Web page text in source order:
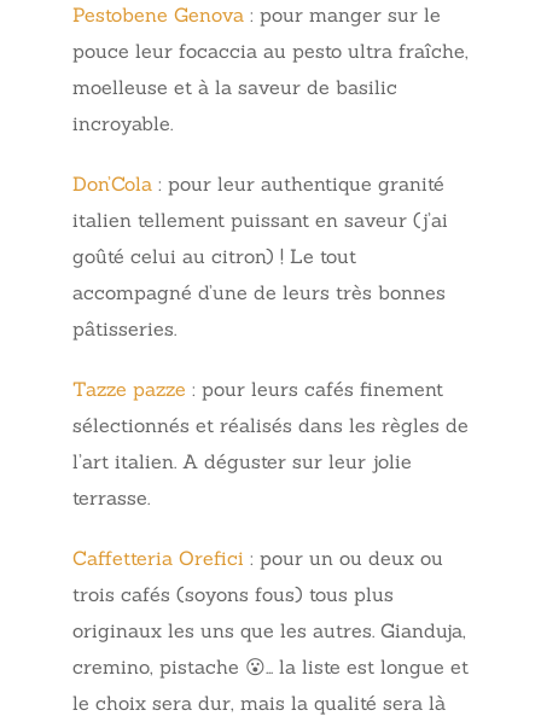
Pestobene Genova : pour manger sur le
pouce leur focaccia au pesto ultra fraîche,
moelleuse et à la saveur de basilic
incroyable.
Don’Cola : pour leur authentique granité
italien tellement puissant en saveur (j’ai
goûté celui au citron) ! Le tout
accompagné d’une de leurs très bonnes
pâtisseries.
Tazze pazze : pour leurs cafés finement
sélectionnés et réalisés dans les règles de
l’art italien. A déguster sur leur jolie
terrasse.
Caffetteria Orefici : pour un ou deux ou
trois cafés (soyons fous) tous plus
originaux les uns que les autres. Gianduja,
cremino, pistache 😮… la liste est longue et
le choix sera dur, mais la qualité sera là